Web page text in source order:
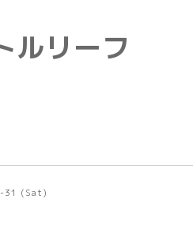
リーフ
31 (Sat)